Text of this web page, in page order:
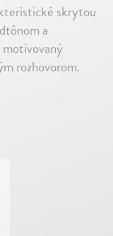
skrytou
a
motivovaný
rozhovorom.